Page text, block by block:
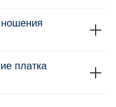
ношения
платка